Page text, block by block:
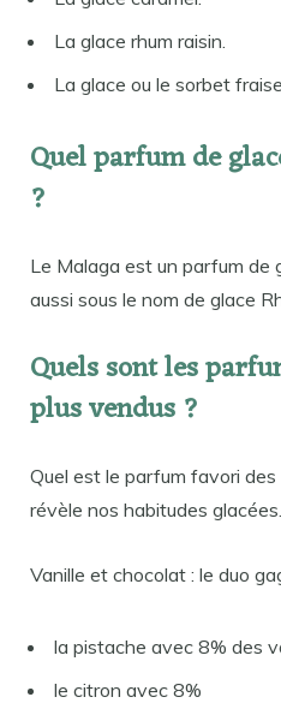
La glace rhum raisin.
La glace ou le sorbet fraise.
Quel parfum de
?
Le Malaga est un parfum de
aussi sous le nom de glace
Quels sont les
plus vendus ?
Quel est le parfum favori
révèle nos habitudes glacées.
Vanille et chocolat : le duo
la pistache avec 8% des
le citron avec 8%